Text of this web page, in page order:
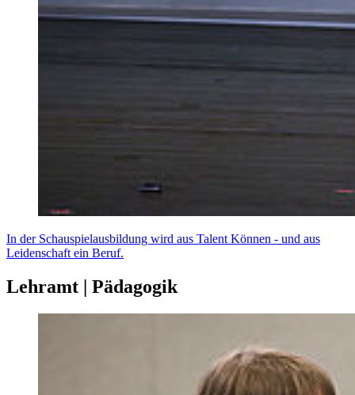
In der Schauspielausbildung wird aus Talent Können - und aus
Leidenschaft ein Beruf.
Lehramt | Pädagogik